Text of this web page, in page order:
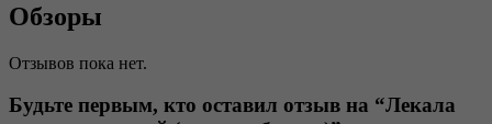
Обзоры
Отзывов пока нет.
Будьте первым, кто оставил отзыв на “Лекала